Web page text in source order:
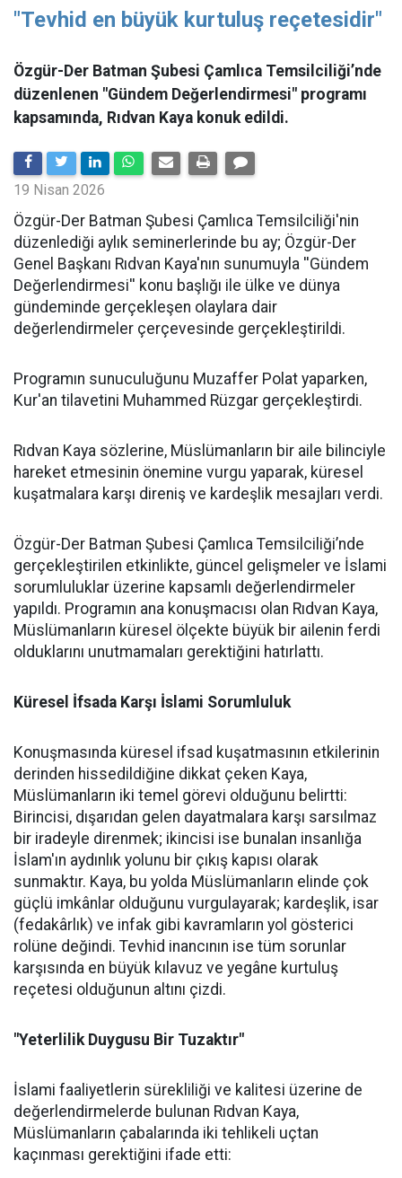
"Tevhid en büyük kurtuluş reçetesidir"
Özgür-Der Batman Şubesi Çamlıca Temsilciliği’nde
düzenlenen "Gündem Değerlendirmesi" programı
kapsamında, Rıdvan Kaya konuk edildi.
19 Nisan 2026
​Özgür-Der Batman Şubesi Çamlıca Temsilciliği'nin
düzenlediği aylık seminerlerinde bu ay; Özgür-Der
Genel Başkanı Rıdvan Kaya'nın sunumuyla ''Gündem
Değerlendirmesi'' konu başlığı ile ülke ve dünya
gündeminde gerçekleşen olaylara dair
değerlendirmeler çerçevesinde gerçekleştirildi.
Programın sunuculuğunu Muzaffer Polat yaparken,
Kur'an tilavetini Muhammed Rüzgar gerçekleştirdi.
Rıdvan Kaya sözlerine, Müslümanların bir aile bilinciyle
hareket etmesinin önemine vurgu yaparak, küresel
kuşatmalara karşı direniş ve kardeşlik mesajları verdi.
Özgür-Der Batman Şubesi Çamlıca Temsilciliği’nde
gerçekleştirilen etkinlikte, güncel gelişmeler ve İslami
sorumluluklar üzerine kapsamlı değerlendirmeler
yapıldı. Programın ana konuşmacısı olan Rıdvan Kaya,
Müslümanların küresel ölçekte büyük bir ailenin ferdi
olduklarını unutmamaları gerektiğini hatırlattı.
Küresel İfsada Karşı İslami Sorumluluk
Konuşmasında küresel ifsad kuşatmasının etkilerinin
derinden hissedildiğine dikkat çeken Kaya,
Müslümanların iki temel görevi olduğunu belirtti:
Birincisi, dışarıdan gelen dayatmalara karşı sarsılmaz
bir iradeyle direnmek; ikincisi ise bunalan insanlığa
İslam'ın aydınlık yolunu bir çıkış kapısı olarak
sunmaktır. Kaya, bu yolda Müslümanların elinde çok
güçlü imkânlar olduğunu vurgulayarak; kardeşlik, isar
(fedakârlık) ve infak gibi kavramların yol gösterici
rolüne değindi. Tevhid inancının ise tüm sorunlar
karşısında en büyük kılavuz ve yegâne kurtuluş
reçetesi olduğunun altını çizdi.
"Yeterlilik Duygusu Bir Tuzaktır"
İslami faaliyetlerin sürekliliği ve kalitesi üzerine de
değerlendirmelerde bulunan Rıdvan Kaya,
Müslümanların çabalarında iki tehlikeli uçtan
kaçınması gerektiğini ifade etti: